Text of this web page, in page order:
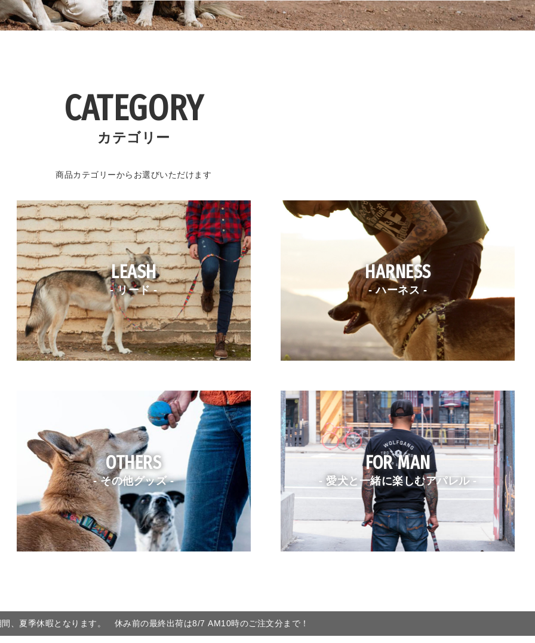
CATEGORY
カテゴリー
商品カテゴリーからお選びいただけます
LEASH
- リード -
HARNESS
- ハーネス -
OTHERS
- その他グッズ -
FOR MAN
- 愛犬と一緒に楽しむアパレル -
、夏季休暇となります。 休み前の最終出荷は8/7 AM10時のご注文分まで！